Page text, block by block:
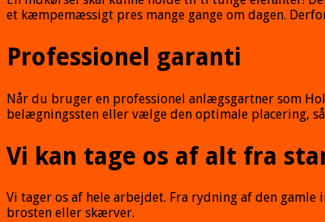
et kæmpemæssigt pres mange gange om dagen.
Professionel garanti
Når du bruger en professionel anlægsgartner som
belægningssten eller vælge den optimale placering,
Vi kan tage os af alt fra
Vi tager os af hele arbejdet. Fra rydning af den
brosten eller skærver.